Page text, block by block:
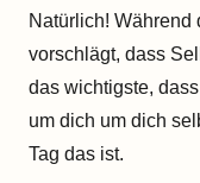
Natürlich! Während
vorschlägt, dass
das wichtigste,
um dich um dich
Tag das ist.